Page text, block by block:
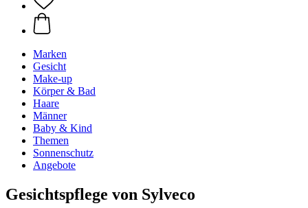
Marken
Gesicht
Make-up
Körper & Bad
Haare
Männer
Baby & Kind
Themen
Sonnenschutz
Angebote
Gesichtspflege von Sylveco